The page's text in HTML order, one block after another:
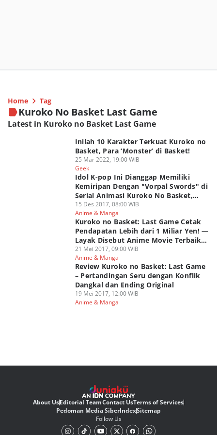
Home Tag
Kuroko No Basket Last Game
Latest in Kuroko no Basket Last Game
Inilah 10 Karakter Terkuat Kuroko no
Basket, Para ‘Monster’ di Basket!
25 Mar 2022, 19:00 WIB
Geek
Idol K-pop Ini Dianggap Memiliki
Kemiripan Dengan "Vorpal Swords" di
Serial Animasi Kuroko No Basket,
Setujukah Kamu?
15 Des 2017, 08:00 WIB
Anime & Manga
Kuroko no Basket: Last Game Cetak
Pendapatan Lebih dari 1 Miliar Yen! —
Layak Disebut Anime Movie Terbaik
Tahun Ini?
21 Mei 2017, 09:00 WIB
Anime & Manga
Review Kuroko no Basket: Last Game
– Pertandingan Seru dengan Konflik
Dangkal dan Ending Original
19 Mei 2017, 12:00 WIB
Anime & Manga
About UsEditorial TeamContact UsTerms of Services
Pedoman Media SiberIndexSitemap
Follow Us